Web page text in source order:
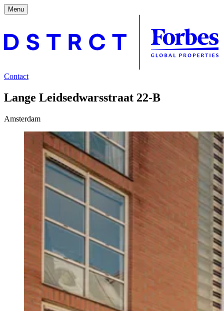
Menu
Contact
Lange Leidsedwarsstraat 22-B
Amsterdam